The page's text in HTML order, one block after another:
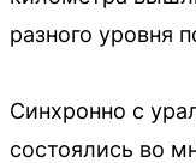
разного уровня
Синхронно с
состоялись во